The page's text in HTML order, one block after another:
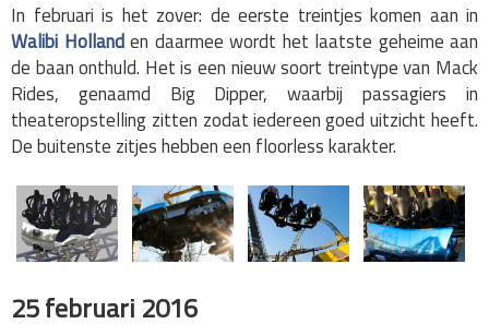
In februari is het zover: de eerste treintjes komen aan in
Walibi Hollanden daarmee wordt het laatste geheime aan
de baan onthuld. Het is een nieuw soort treintype van Mack
Rides, genaamd Big Dipper, waarbij passagiers in
theateropstelling zitten zodat iedereen goed uitzicht heeft.
De buitenste zitjes hebben een floorless karakter.
25 februari 2016